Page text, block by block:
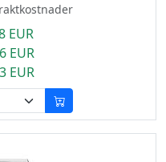
EUR
EUR
EUR